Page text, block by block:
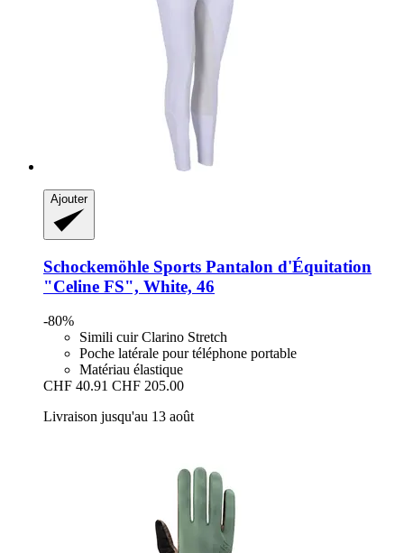
Ajouter
Schockemöhle Sports Pantalon d'Équitation
"Celine FS", White, 46
-80%
Simili cuir Clarino Stretch
Poche latérale pour téléphone portable
Matériau élastique
CHF 40.91 CHF 205.00
Livraison jusqu'au 13 août